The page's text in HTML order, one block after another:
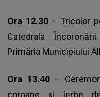
Ora 12.30 – Tricolor
Catedrala
Primăria Municipiului
Ora 13.40 –
coroane și jerbe